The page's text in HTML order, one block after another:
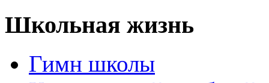
Школьная жизнь
Гимн школы